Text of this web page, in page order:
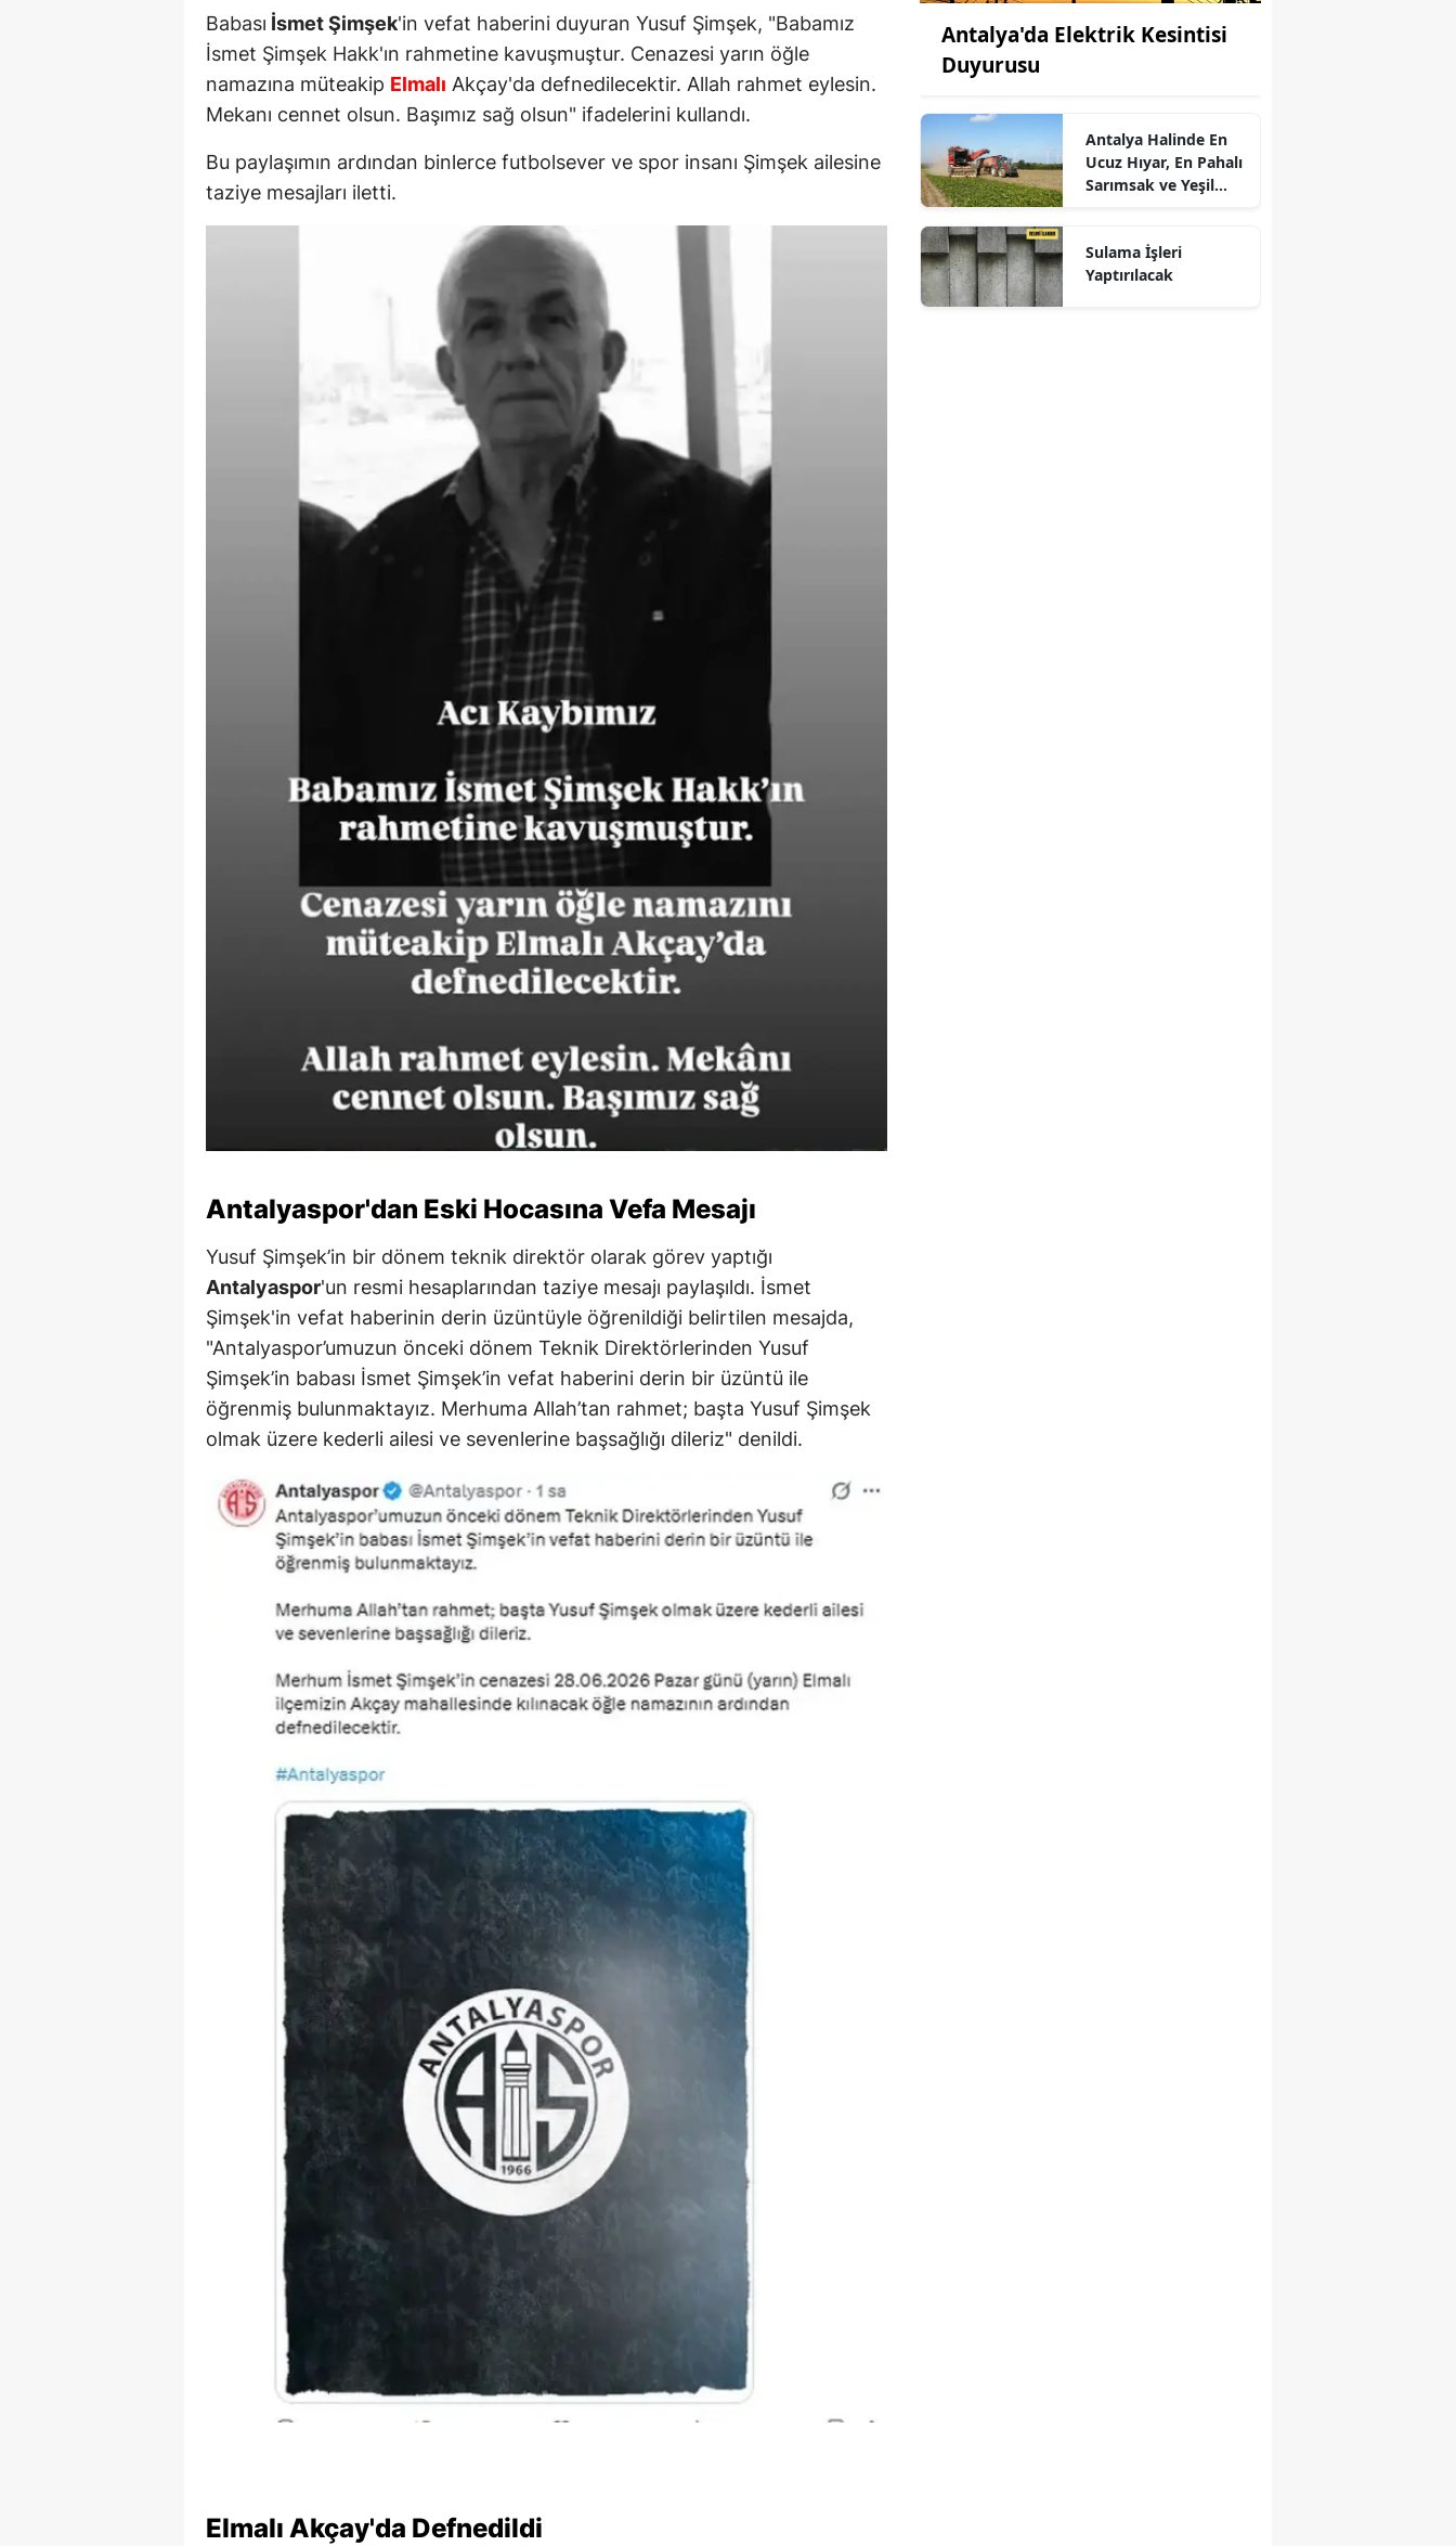
Babası İsmet Şimşek'in vefat haberini duyuran Yusuf Şimşek, "Babamız
İsmet Şimşek Hakk'ın rahmetine kavuşmuştur. Cenazesi yarın öğle
namazına müteakip Elmalı Akçay'da defnedilecektir. Allah rahmet eylesin.
Mekanı cennet olsun. Başımız sağ olsun" ifadelerini kullandı.
Bu paylaşımın ardından binlerce futbolsever ve spor insanı Şimşek ailesine
taziye mesajları iletti.
Antalyaspor'dan Eski Hocasına Vefa Mesajı
Yusuf Şimşek’in bir dönem teknik direktör olarak görev yaptığı
Antalyaspor'un resmi hesaplarından taziye mesajı paylaşıldı. İsmet
Şimşek'in vefat haberinin derin üzüntüyle öğrenildiği belirtilen mesajda,
"Antalyaspor’umuzun önceki dönem Teknik Direktörlerinden Yusuf
Şimşek’in babası İsmet Şimşek’in vefat haberini derin bir üzüntü ile
öğrenmiş bulunmaktayız. Merhuma Allah’tan rahmet; başta Yusuf Şimşek
olmak üzere kederli ailesi ve sevenlerine başsağlığı dileriz" denildi.
Elmalı Akçay'da Defnedildi
Antalya'da Elektrik Kesintisi
Duyurusu
Antalya Halinde En
Ucuz Hıyar, En Pahalı
Sarımsak ve Yeşil
Sulama İşleri
Yaptırılacak